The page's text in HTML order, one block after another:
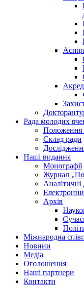
Рада молодих
Положення
Склад ради
Наші видання
Монографії
Журнал
Аналітичні
Архів
Міжнародна
Новини
Медіa
Оголошення
Наші партнери
Контакти